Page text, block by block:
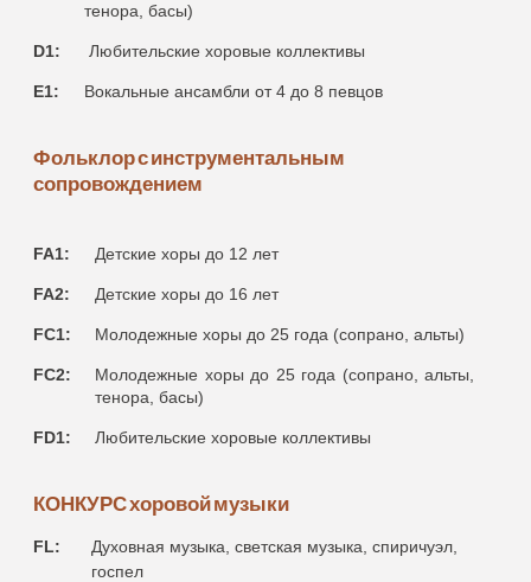
тенора, басы)
D1: Любительские хоровые коллективы
E1: Bокальные ансамбли от 4 до 8 певцов
Фольклор с инструментальным
сопровождением
FA1: Детские хоры до 12 лет
FA2: Детские хоры до 16 лет
FC1: Молодежные хоры до 25 года (сопрано, альты)
FC2:
Молодежные хоры до 25 года (сопрано, альты,
тенора, басы)
FD1: Любительские хоровые коллективы
КОНКУРС хоровой музыки
FL:
Духовная музыка, светская музыка, cпиричуэл,
госпел